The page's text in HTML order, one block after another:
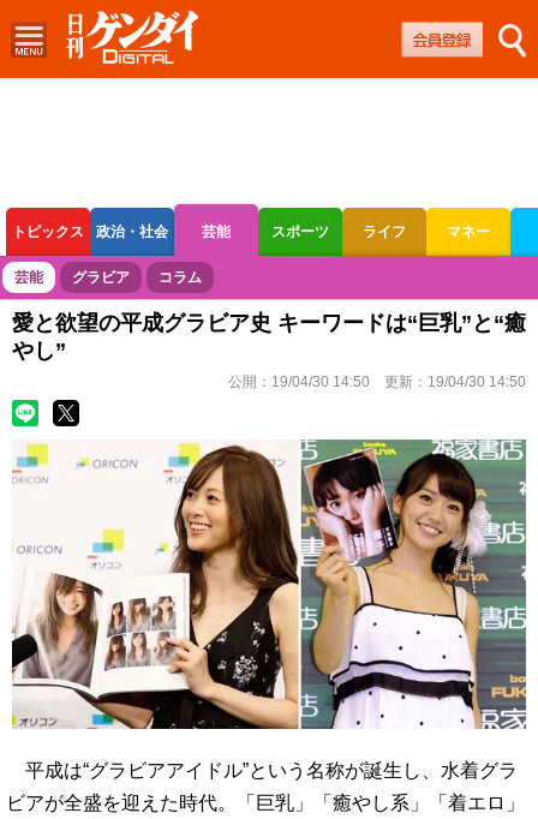
トピックス 政治・社会 芸能 スポーツ ライフ マネー
ボートレース 競輪 オートレース
芸能 グラビア コラム
愛と欲望の平成グラビア史 キーワードは“巨乳”と“癒
やし”
公開： 19/04/30 14:50 更新： 19/04/30 14:50
平成は“グラビアアイドル”という名称が誕生し、水着グラ
ビアが全盛を迎えた時代。「巨乳」「癒やし系」「着エロ」